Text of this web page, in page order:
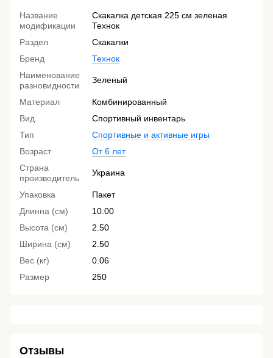
Название
модификации
Скакалка детская 225 см зеленая
Технок
Раздел
Скакалки
Бренд
Технок
Наименование
разновидности
Зеленый
Материал
Комбинированный
Вид
Спортивный инвентарь
Тип
Спортивные и активные игры
Возраст
От 6 лет
Страна
производитель
Украина
Упаковка
Пакет
Длинна (см)
10.00
Высота (см)
2.50
Ширина (см)
2.50
Вес (кг)
0.06
Размер
250
Отзывы